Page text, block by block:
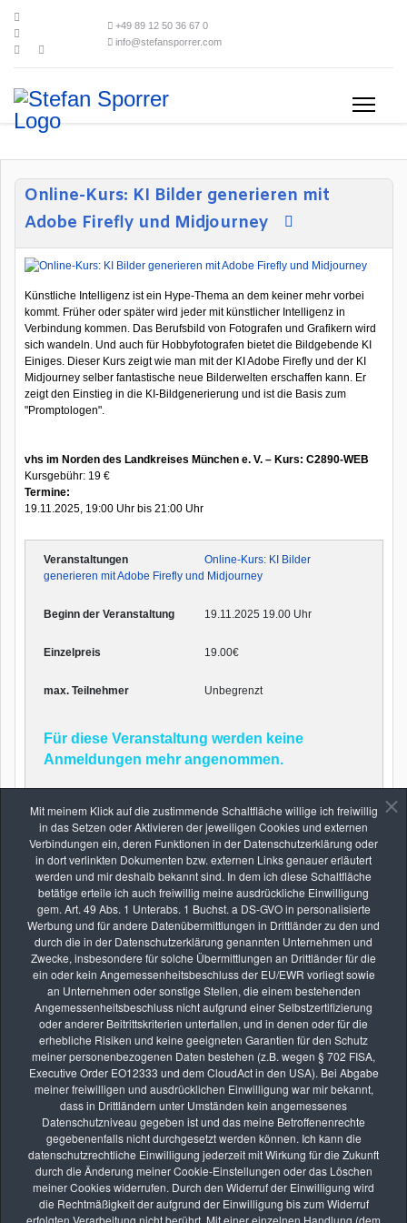
Mit meinem Klick auf die zustimmende Schaltfläche willige ich freiwillig
in das Setzen oder Aktivieren der jeweiligen Cookies und externen
Verbindungen ein, deren Funktionen in der Datenschutzerklärung oder
in dort verlinkten Dokumenten bzw. externen Links genauer erläutert
werden und mir deshalb bekannt sind. In dem ich diese Schaltfläche
betätige erteile ich auch freiwillig meine ausdrückliche Einwilligung
gem. Art. 49 Abs. 1 Unterabs. 1 Buchst. a DS-GVO in personalisierte
Werbung und für andere Datenübermittlungen in Drittländer zu den und
durch die in der Datenschutzerklärung genannten Unternehmen und
Zwecke, insbesondere für solche Übermittlungen an Drittländer für die
ein oder kein Angemessenheitsbeschluss der EU/EWR vorliegt sowie
an Unternehmen oder sonstige Stellen, die einem bestehenden
Angemessenheitsbeschluss nicht aufgrund einer Selbstzertifizierung
oder anderer Beitrittskriterien unterfallen, und in denen oder für die
erhebliche Risiken und keine geeigneten Garantien für den Schutz
meiner personenbezogenen Daten bestehen (z.B. wegen § 702 FISA,
Executive Order EO12333 und dem CloudAct in den USA). Bei Abgabe
meiner freiwilligen und ausdrücklichen Einwilligung war mir bekannt,
dass in Drittländern unter Umständen kein angemessenes
Datenschutzniveau gegeben ist und das meine Betroffenenrechte
gegebenenfalls nicht durchgesetzt werden können. Ich kann die
datenschutzrechtliche Einwilligung jederzeit mit Wirkung für die Zukunft
durch die Änderung meiner Cookie-Einstellungen oder das Löschen
meiner Cookies widerrufen. Durch den Widerruf der Einwilligung wird
die Rechtmäßigkeit der aufgrund der Einwilligung bis zum Widerruf
erfolgten Verarbeitung nicht berührt. Mit einer einzelnen Handlung (dem
+49 89 12 50 36 67 0
info@stefansporrer.com
Online-Kurs: KI Bilder generieren mit
Adobe Firefly und Midjourney
Künstliche Intelligenz ist ein Hype-Thema an dem keiner mehr vorbei
kommt. Früher oder später wird jeder mit künstlicher Intelligenz in
Verbindung kommen. Das Berufsbild von Fotografen und Grafikern wird
sich wandeln. Und auch für Hobbyfotografen bietet die Bildgebende KI
Einiges. Dieser Kurs zeigt wie man mit der KI Adobe Firefly und der KI
Midjourney selber fantastische neue Bilderwelten erschaffen kann. Er
zeigt den Einstieg in die KI-Bildgenerierung und ist die Basis zum
"Promptologen".
vhs im Norden des Landkreises München e. V. – Kurs: C2890-WEB
Kursgebühr: 19 €
Termine:
19.11.2025, 19:00 Uhr bis 21:00 Uhr
Online-Kurs: KI Bilder
generieren mit Adobe Firefly und Midjourney
19.11.2025 19.00 Uhr
19.00€
Unbegrenzt
Für diese Veranstaltung werden keine
Anmeldungen mehr angenommen.
Zurück
Die nächsten Seminare
AUG.
08
Fotoexkursion: „Insektenschutz ist Umweltschutz“ –
Insektenfotografie im Mallertshofer Holz
vhs Kurse
AUG.
26
Online-Kurs: Lernen durch Bildbesprechung